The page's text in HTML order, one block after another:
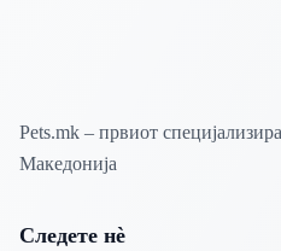
Pets.mk – првиот
Македонија
Следете нѐ